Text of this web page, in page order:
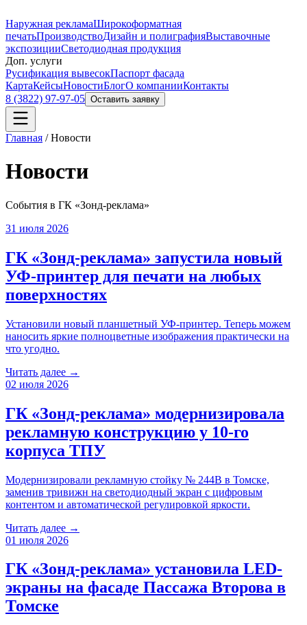
Наружная рекламаШирокоформатная
печатьПроизводствоДизайн и полиграфияВыставочные
экспозицииСветодиодная продукция
Доп. услуги
Русификация вывесокПаспорт фасада
КартаКейсыНовостиБлогО компанииКонтакты
8 (3822) 97-97-05 Оставить заявку
Главная /Новости
Новости
События в ГК «Зонд-реклама»
31 июля 2026
ГК «Зонд-реклама» запустила новый
УФ-принтер для печати на любых
поверхностях
Установили новый планшетный УФ-принтер. Теперь можем
наносить яркие полноцветные изображения практически на
что угодно.
Читать далее →
02 июля 2026
ГК «Зонд-реклама» модернизировала
рекламную конструкцию у 10-го
корпуса ТПУ
Модернизировали рекламную стойку № 244B в Томске,
заменив тривижн на светодиодный экран с цифровым
контентом и автоматической регулировкой яркости.
Читать далее →
01 июля 2026
ГК «Зонд-реклама» установила LED-
экраны на фасаде Пассажа Второва в
Томске